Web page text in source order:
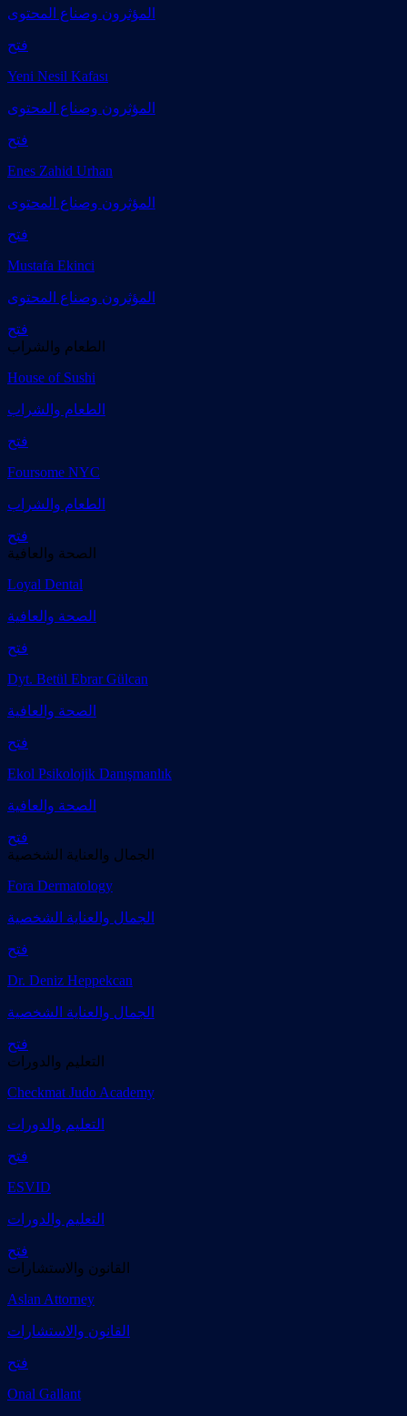
المؤثرون وصناع المحتوى
فتح
Yeni Nesil Kafası
المؤثرون وصناع المحتوى
فتح
Enes Zahid Urhan
المؤثرون وصناع المحتوى
فتح
Mustafa Ekinci
المؤثرون وصناع المحتوى
فتح
الطعام والشراب
House of Sushi
الطعام والشراب
فتح
Foursome NYC
الطعام والشراب
فتح
الصحة والعافية
Loyal Dental
الصحة والعافية
فتح
Dyt. Betül Ebrar Gülcan
الصحة والعافية
فتح
Ekol Psikolojik Danışmanlık
الصحة والعافية
فتح
الجمال والعناية الشخصية
Fora Dermatology
الجمال والعناية الشخصية
فتح
Dr. Deniz Heppekcan
الجمال والعناية الشخصية
فتح
التعليم والدورات
Checkmat Judo Academy
التعليم والدورات
فتح
ESVID
التعليم والدورات
فتح
القانون والاستشارات
Aslan Attorney
القانون والاستشارات
فتح
Onal Gallant